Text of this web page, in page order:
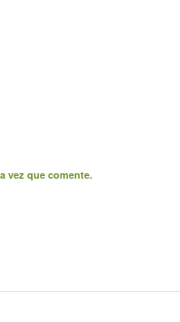
vez que comente.